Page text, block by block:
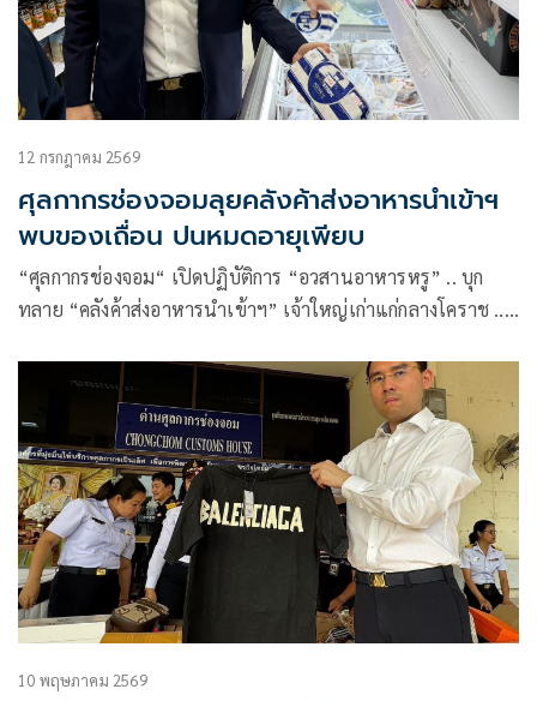
12 กรกฎาคม 2569
ศุลกากรช่องจอมลุยคลังค้าส่งอาหารนำเข้าฯ
พบของเถื่อน ปนหมดอายุเพียบ
“ศุลกากรช่องจอม“ เปิดปฏิบัติการ “อวสานอาหารหรู” .. บุก
ทลาย “คลังค้าส่งอาหารนำเข้าฯ” เจ้าใหญ่เก่าแก่กลางโคราช ..
แพ็กส่งลูกค้าทั่วประเทศ !!
10 พฤษภาคม 2569